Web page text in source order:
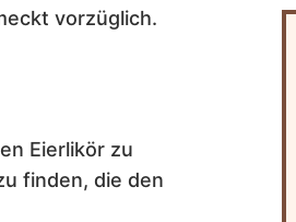
vorzüglich.
Eierlikör zu
finden, die den